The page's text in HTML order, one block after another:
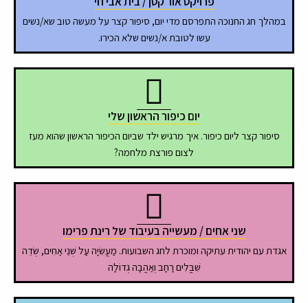
במהלך חג החנוכה התפרסם מדי יום, סיפור קצר על מעשה טוב שא/נשים
עשו לטובת א/נשים שלא הכירו.
יום כיפור הראשון שלי
סיפור קצר ליום כיפור. איך מרגיש ילד שביום הכיפור הראשון שהוא מעז
לצום פורצת מלחמה?
שני אחים / מעשייה בעיבוד של רינת פרימו
אגדת עם יהודית עתיקה ומוכרת לחג השבועות. מַעֲשִׂיָה עַל שְׁנֵי אַחִים, שְׂדֵה
שִׁבֳּלִים רָחָב וְאַהֲבָה גְדוֹלָה